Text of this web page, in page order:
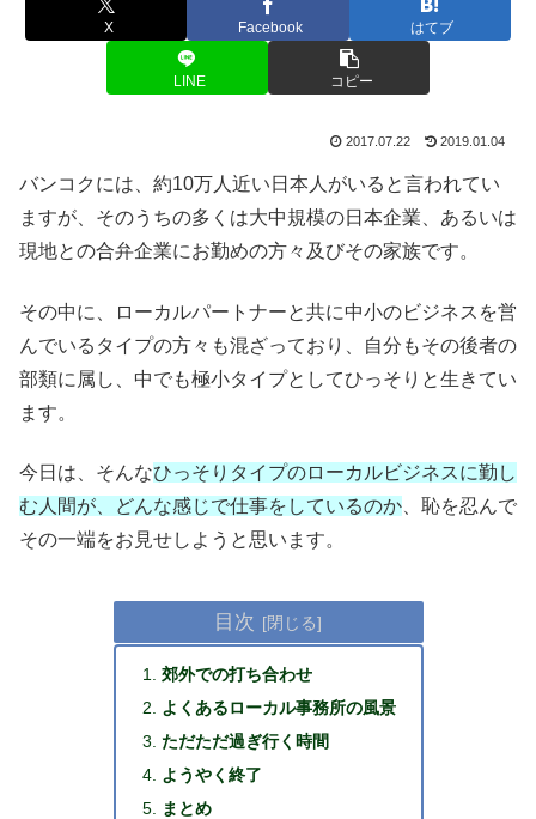
X Facebook はてブ
LINE コピー
2017.07.22 2019.01.04
バンコクには、約10万人近い日本人がいると言われてい
ますが、そのうちの多くは大中規模の日本企業、あるいは
現地との合弁企業にお勤めの方々及びその家族です。
その中に、ローカルパートナーと共に中小のビジネスを営
んでいるタイプの方々も混ざっており、自分もその後者の
部類に属し、中でも極小タイプとしてひっそりと生きてい
ます。
今日は、そんなひっそりタイプのローカルビジネスに勤し
む人間が、どんな感じで仕事をしているのか 、恥を忍んで
その一端をお見せしようと思います。
目次
郊外での打ち合わせ
よくあるローカル事務所の風景
ただただ過ぎ行く時間
ようやく終了
まとめ